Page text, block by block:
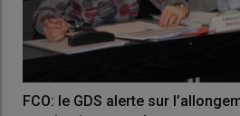
FCO: le GDS alerte sur